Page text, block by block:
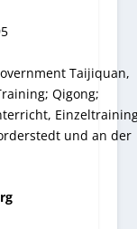
Taijiquan,
Qigong;
und an der